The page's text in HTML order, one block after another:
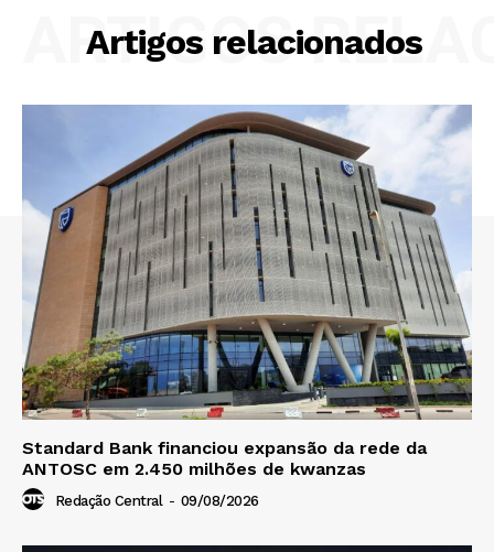
Artigos relacionados
ARTIGOS
Standard Bank financiou expansão da rede da
ANTOSC em 2.450 milhões de kwanzas
Redação Central - 09/08/2026